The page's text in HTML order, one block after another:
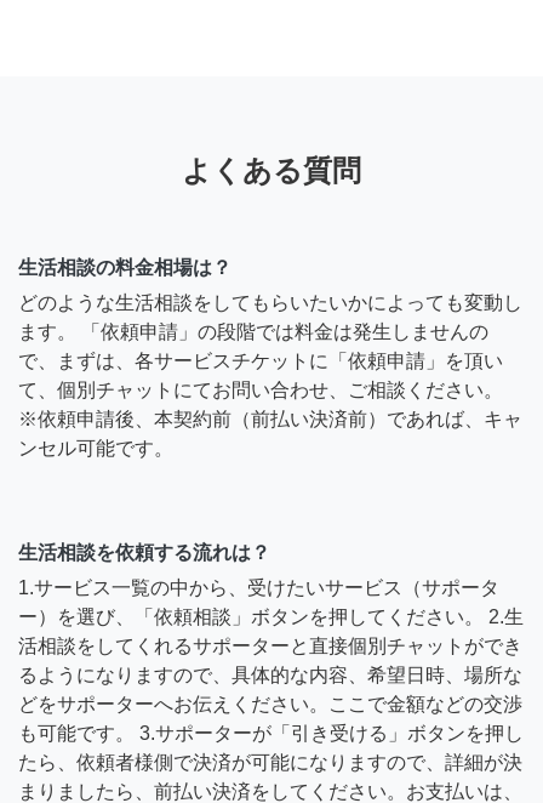
よくある質問
生活相談の料金相場は？
どのような生活相談をしてもらいたいかによっても変動し
ます。 「依頼申請」の段階では料金は発生しませんの
で、まずは、各サービスチケットに「依頼申請」を頂い
て、個別チャットにてお問い合わせ、ご相談ください。
※依頼申請後、本契約前（前払い決済前）であれば、キャ
ンセル可能です。
生活相談を依頼する流れは？
1.サービス一覧の中から、受けたいサービス（サポータ
ー）を選び、「依頼相談」ボタンを押してください。 2.生
活相談をしてくれるサポーターと直接個別チャットができ
るようになりますので、具体的な内容、希望日時、場所な
どをサポーターへお伝えください。ここで金額などの交渉
も可能です。 3.サポーターが「引き受ける」ボタンを押し
たら、依頼者様側で決済が可能になりますので、詳細が決
まりましたら、前払い決済をしてください。お支払いは、